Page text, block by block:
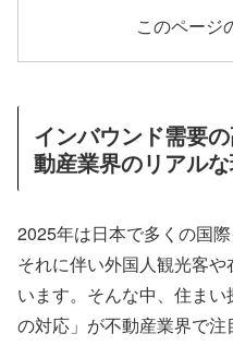
このページ
インバウンド需要
動産業界のリアル
2025年は日本で多くの国
それに伴い外国人観光客
います。そんな中、住ま
の対応」が不動産業界で注